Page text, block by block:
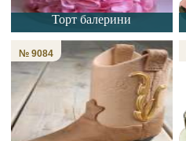
Торт балерини
№ 9084